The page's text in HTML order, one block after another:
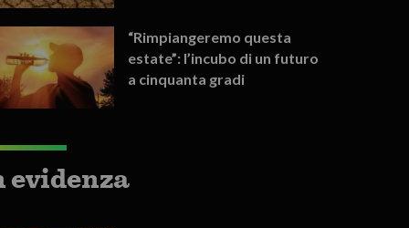
“Rimpiangeremo questa
estate”: l’incubo di un futuro
a cinquanta gradi
evidenza